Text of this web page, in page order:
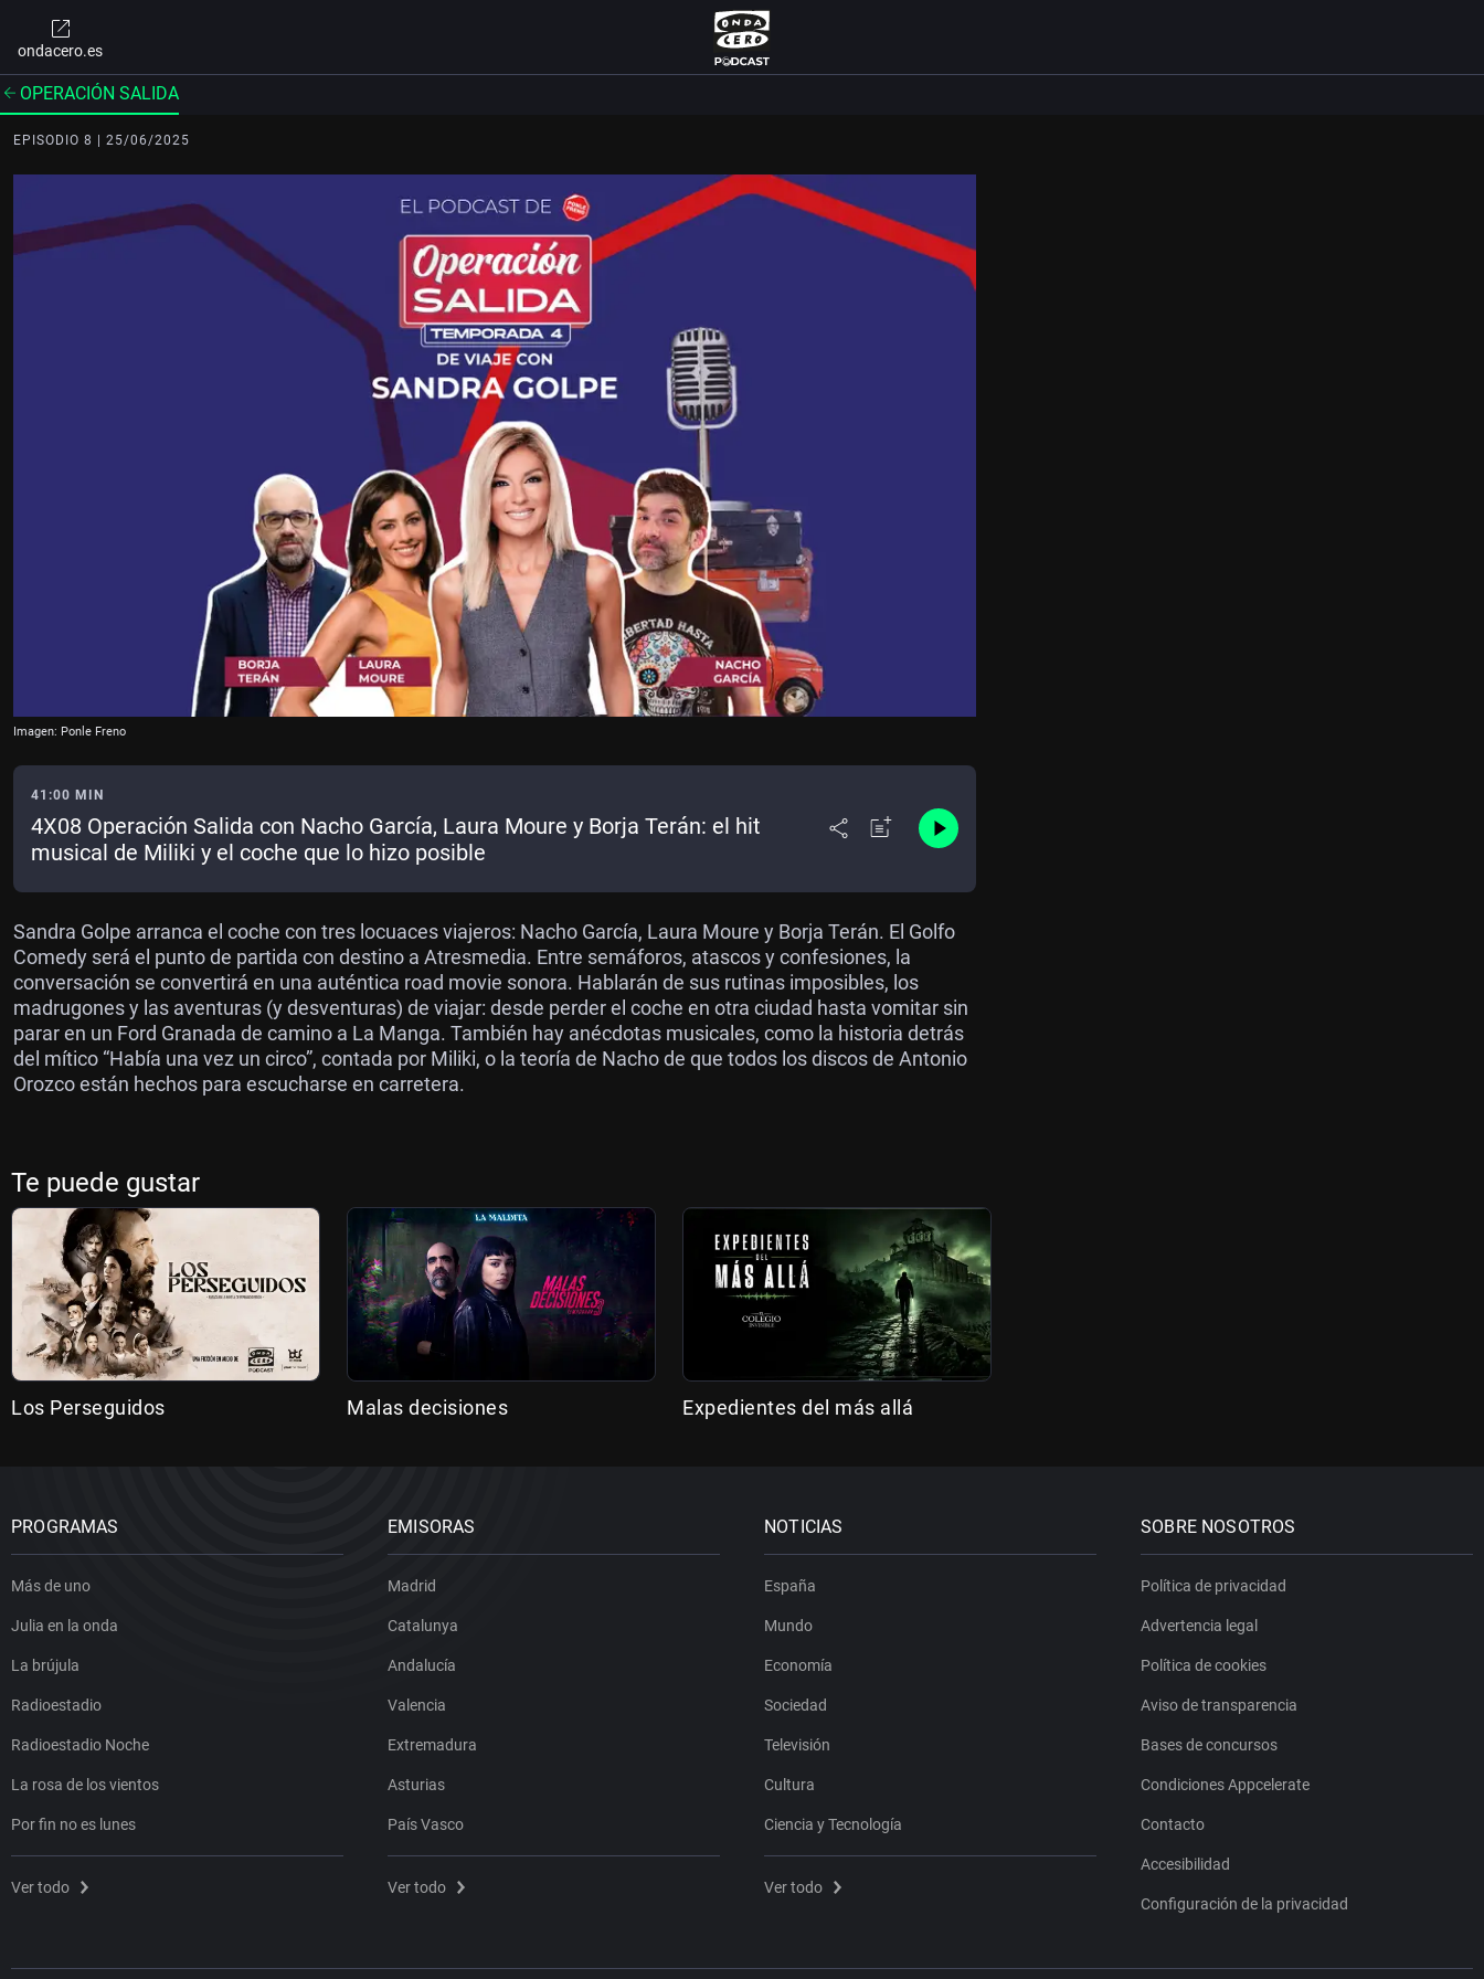
ondacero.es
OPERACIÓN SALIDA
EPISODIO 8 | 25/06/2025
Imagen: Ponle Freno
41:00 MIN
4X08 Operación Salida con Nacho García, Laura Moure y Borja Terán: el hit
musical de Miliki y el coche que lo hizo posible
Sandra Golpe arranca el coche con tres locuaces viajeros: Nacho García, Laura Moure y Borja Terán. El Golfo
Comedy será el punto de partida con destino a Atresmedia. Entre semáforos, atascos y confesiones, la
conversación se convertirá en una auténtica road movie sonora. Hablarán de sus rutinas imposibles, los
madrugones y las aventuras (y desventuras) de viajar: desde perder el coche en otra ciudad hasta vomitar sin
parar en un Ford Granada de camino a La Manga. También hay anécdotas musicales, como la historia detrás
del mítico “Había una vez un circo”, contada por Miliki, o la teoría de Nacho de que todos los discos de Antonio
Orozco están hechos para escucharse en carretera.
Te puede gustar
Los Perseguidos Malas decisiones Expedientes del más allá
PROGRAMAS
Más de uno
Julia en la onda
La brújula
Radioestadio
Radioestadio Noche
La rosa de los vientos
Por fin no es lunes
Ver todo
EMISORAS
Madrid
Catalunya
Andalucía
Valencia
Extremadura
Asturias
País Vasco
Ver todo
NOTICIAS
España
Mundo
Economía
Sociedad
Televisión
Cultura
Ciencia y Tecnología
Ver todo
SOBRE NOSOTROS
Política de privacidad
Advertencia legal
Política de cookies
Aviso de transparencia
Bases de concursos
Condiciones Appcelerate
Contacto
Accesibilidad
Configuración de la privacidad